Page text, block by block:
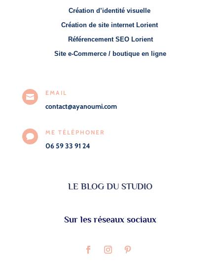
Création d’identité visuelle
Création de site internet Lorient
Référencement SEO Lorient
Site e-Commerce / boutique en ligne

EMAIL
contact@ayanoumi.com

ME TÉLÉPHONER
06 59 33 91 24
LE BLOG DU STUDIO
Sur les réseaux sociaux